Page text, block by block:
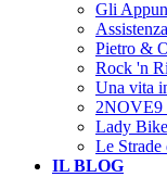
Gli
Pietro &
Rock 'n
Una vita
2NOVE9
Lady
Le
IL BLOG